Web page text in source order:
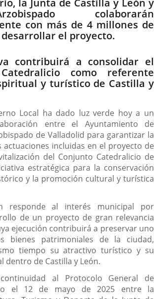
la Junta de Castilla y León y
colaborarán
con más de 4 millones de
el proyecto.
contribuirá a consolidar el
como referente
y turístico de Castilla y
Local ha dado luz verde hoy a un
entre el Ayuntamiento de
de Valladolid para garantizar la
actuaciones incluidas en el proyecto de
del Conjunto Catedralicio de
estratégica para la conservación
y la promoción cultural y turística
responde al interés municipal por
de un proyecto de gran relevancia
ejecución contribuirá a preservar uno
bienes patrimoniales de la ciudad,
tiempo su atractivo turístico y su
dentro de Castilla y León.
al Protocolo General de
el 12 de mayo de 2025 entre la